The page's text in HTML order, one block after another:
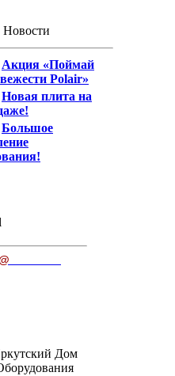
Новости
Акция «Поймай
Polair»
Новая плита на
Большое
Дом